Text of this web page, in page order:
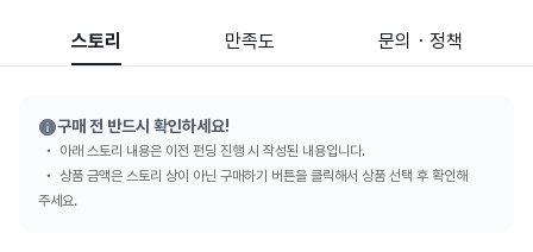
스토리 만족도 문의・정책
구매 전 반드시 확인하세요!
아래 스토리 내용은 이전 펀딩 진행 시 작성된 내용입니다.
상품 금액은 스토리 상이 아닌 구매하기 버튼을 클릭해서 상품 선택 후 확인해
주세요.